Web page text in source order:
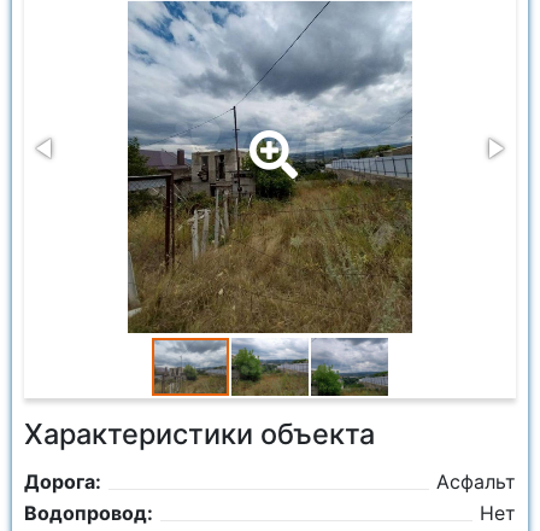
Характеристики объекта
Дорога:
Асфальт
Водопровод:
Нет